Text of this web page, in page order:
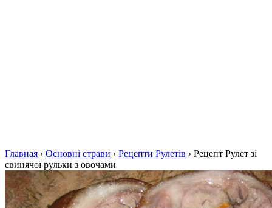
Главная › Основні страви › Рецепти Рулетів › Рецепт Рулет зі
свинячої рульки з овочами